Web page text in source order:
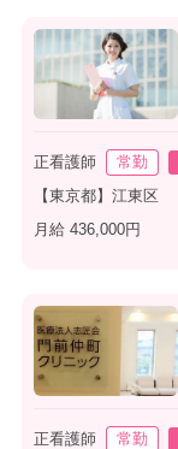
正看護師 常勤
【東京都】江東区
月給 436,000円
正看護師 常勤